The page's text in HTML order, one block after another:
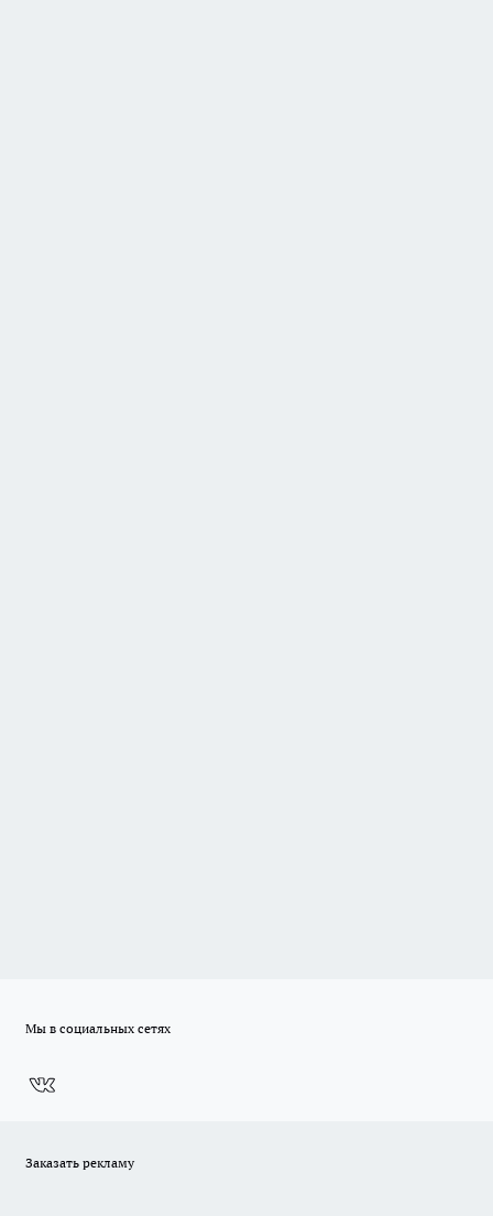
Мы в социальных сетях
Заказать рекламу